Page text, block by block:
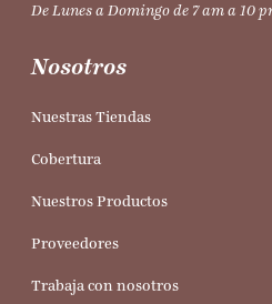
De Lunes a Domingo de 7 am a 10
Nosotros
Nuestras Tiendas
Cobertura
Nuestros Productos
Proveedores
Trabaja con nosotros